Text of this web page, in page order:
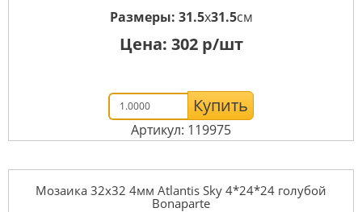
Размеры: 31.5x31.5см
Цена: 302р/шт
Купить
Артикул: 119975
Мозаика 32x32 4мм Atlantis Sky 4*24*24 голубой
Bonaparte